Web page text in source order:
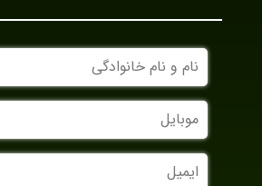
نام
و
نام
خانوادگی
موبایل
ایمیل